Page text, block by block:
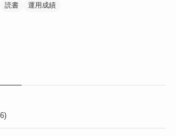
読書 運用成績